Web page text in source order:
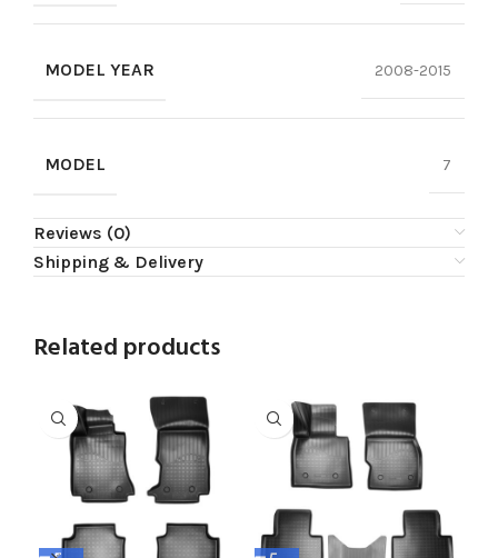
MODEL YEAR 2008-2015
MODEL 7
Reviews (0)
Shipping & Delivery
Related products